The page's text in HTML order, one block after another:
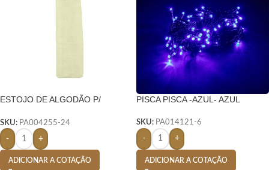
ESTOJO DE ALGODÃO P/
SKU: PA004255-24
- +
ADICIONAR A COTAÇÃO
PISCA PISCA -AZUL- AZUL
SKU: PA014121-6
- +
ADICIONAR A COTAÇÃO